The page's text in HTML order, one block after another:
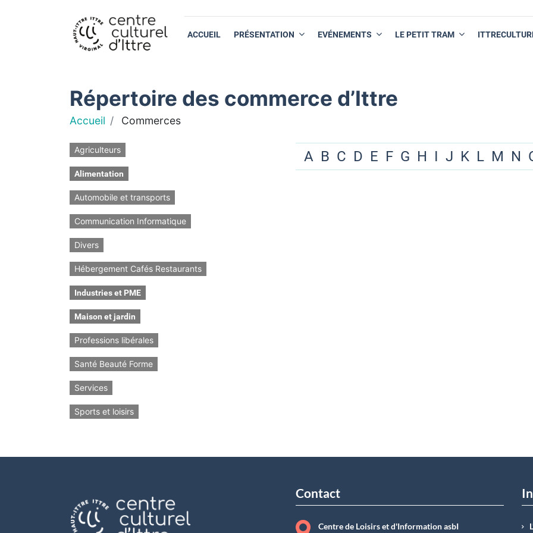
ACCUEIL PRÉSENTATION EVÉNEMENTS LE PETIT TRAM
Répertoire des commerce d’Ittre
Accueil Commerces
Agriculteurs
Alimentation
Automobile et transports
Communication Informatique
Divers
Hébergement Cafés Restaurants
Industries et PME
Maison et jardin
Professions libérales
Santé Beauté Forme
Services
Sports et loisirs
A B C D E F G H I J K L M N
Contact
Centre de Loisirs et d'Information asbI